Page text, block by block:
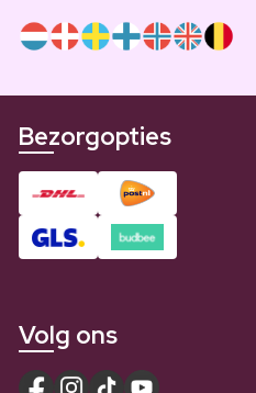
Bezorgopties
Volg ons